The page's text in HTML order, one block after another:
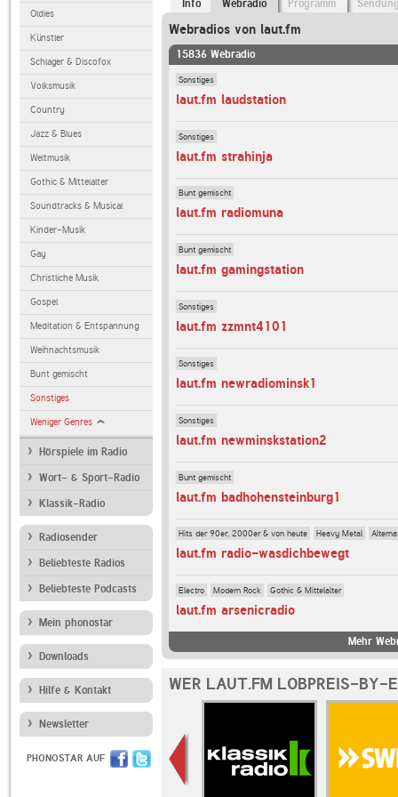
Oldies
Künstler
Schlager & Discofox
Volksmusik
Country
Jazz & Blues
Weltmusik
Gothic & Mittelalter
Soundtracks & Musical
Kinder-Musik
Gay
Christliche Musik
Gospel
Meditation & Entspannung
Weihnachtsmusik
Bunt gemischt
Sonstiges
Weniger Genres
Hörspiele im Radio
Wort- & Sport-Radio
Klassik-Radio
Radiosender
Beliebteste Radios
Beliebteste Podcasts
Mein phonostar
Downloads
Hilfe & Kontakt
Newsletter
PHONOSTAR AUF
Info Webradio Programm
Webradios von laut.fm
15836 Webradio
Sonstiges
laut.fm laudstation
Sonstiges
laut.fm strahinja
Bunt gemischt
laut.fm radiomuna
Bunt gemischt
laut.fm gamingstation
Sonstiges
laut.fm zzmnt4101
Sonstiges
laut.fm newradiominsk1
Sonstiges
laut.fm newminskstation2
Bunt gemischt
laut.fm badhohensteinburg1
Hits der 90er, 2000er & von heute Heavy Metal
laut.fm radio-wasdichbewegt
Electro Modern Rock Gothic & Mittelalter
laut.fm arsenicradio
Mehr
WER LAUT.FM LOBPREIS-BY-